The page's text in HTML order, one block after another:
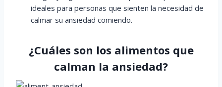
ideales para personas que sienten la necesidad de
calmar su ansiedad comiendo.
¿Cuáles son los alimentos que
calman la ansiedad?